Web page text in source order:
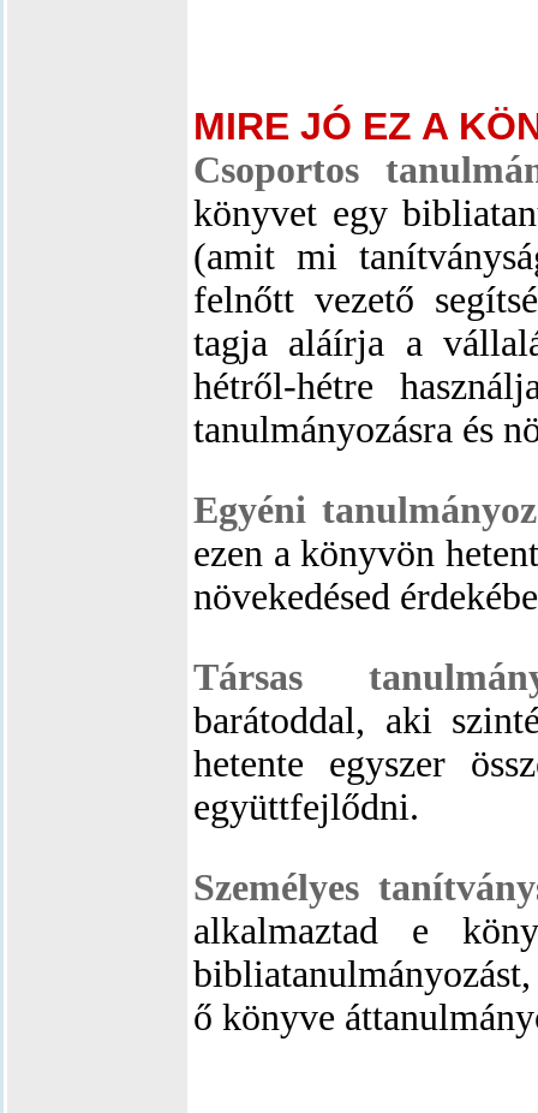
MIRE JÓ EZ A
Csoportos
könyvet egy
(amit mi
felnőtt vezető
tagja aláírja a
hétről-hétre
tanulmányozásra és
Egyéni
ezen a könyvön
növekedésed
Társas
barátoddal, aki
hetente egyszer
együttfejlődni.
Személyes
alkalmaztad e
ő könyve